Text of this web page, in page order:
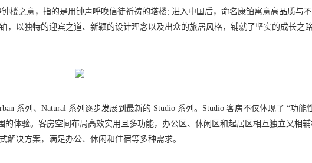
楼之意，指的是用钟声呼唤信徒祈祷的塔楼; 进入中国后，命名康铂寓意高品质与
，以独特的迎宾之道、新颖的设计理念以及出众的旅居风格，铺就了坚实的成长之
系列、Natural 系列逐步发展到最新的 Studio 系列。Studio 客房不仅体现了 “功能
的体验。客房空间布局高效实用且多功能，办公区、休闲区和起居区相互独立又相辅
解决方案，满足办公、休闲和住宿等多种需求。